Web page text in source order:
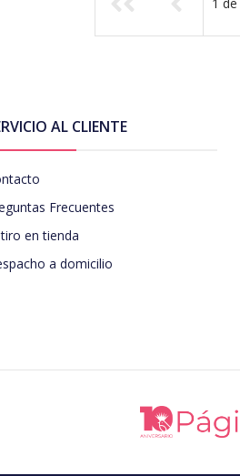
AL CLIENTE
Frecuentes
en tienda
a domicilio